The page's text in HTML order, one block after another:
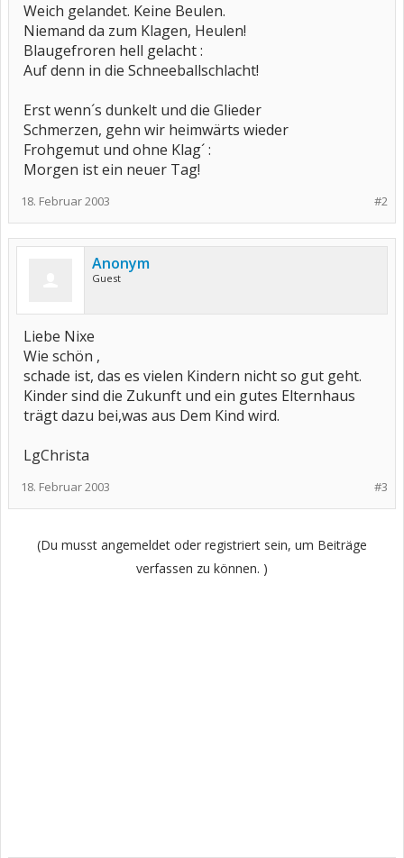
Weich gelandet. Keine Beulen.
Niemand da zum Klagen, Heulen!
Blaugefroren hell gelacht :
Auf denn in die Schneeballschlacht!
Erst wenn´s dunkelt und die Glieder
Schmerzen, gehn wir heimwärts wieder
Frohgemut und ohne Klag´ :
Morgen ist ein neuer Tag!
#2
18. Februar 2003
Anonym
Guest
Liebe Nixe
Wie schön ,
schade ist, das es vielen Kindern nicht so gut geht.
Kinder sind die Zukunft und ein gutes Elternhaus
trägt dazu bei,was aus Dem Kind wird.
LgChrista
#3
18. Februar 2003
(Du musst angemeldet oder registriert sein, um Beiträge
verfassen zu können. )